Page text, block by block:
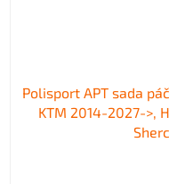
Polisport APT sada
KTM 2014-2027->,